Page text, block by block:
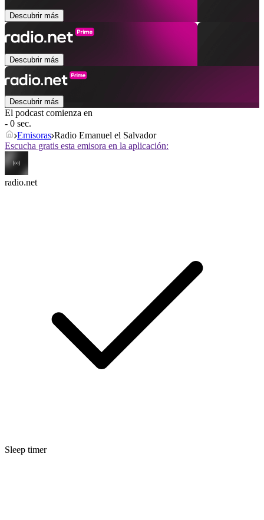
Descubrir más
Descubrir más
Descubrir más
El podcast comienza en
- 0 sec.
Emisoras Radio Emanuel el Salvador
Escucha gratis esta emisora en la aplicación:
radio.net
Sleep timer